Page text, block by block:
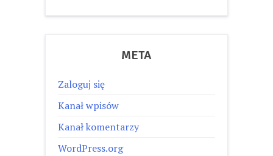
META
Zaloguj się
Kanał wpisów
Kanał komentarzy
WordPress.org